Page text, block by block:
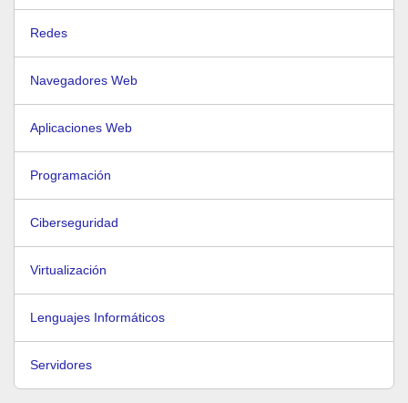
Redes
Navegadores Web
Aplicaciones Web
Programación
Ciberseguridad
Virtualización
Lenguajes Informáticos
Servidores